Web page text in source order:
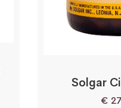
Solgar
€